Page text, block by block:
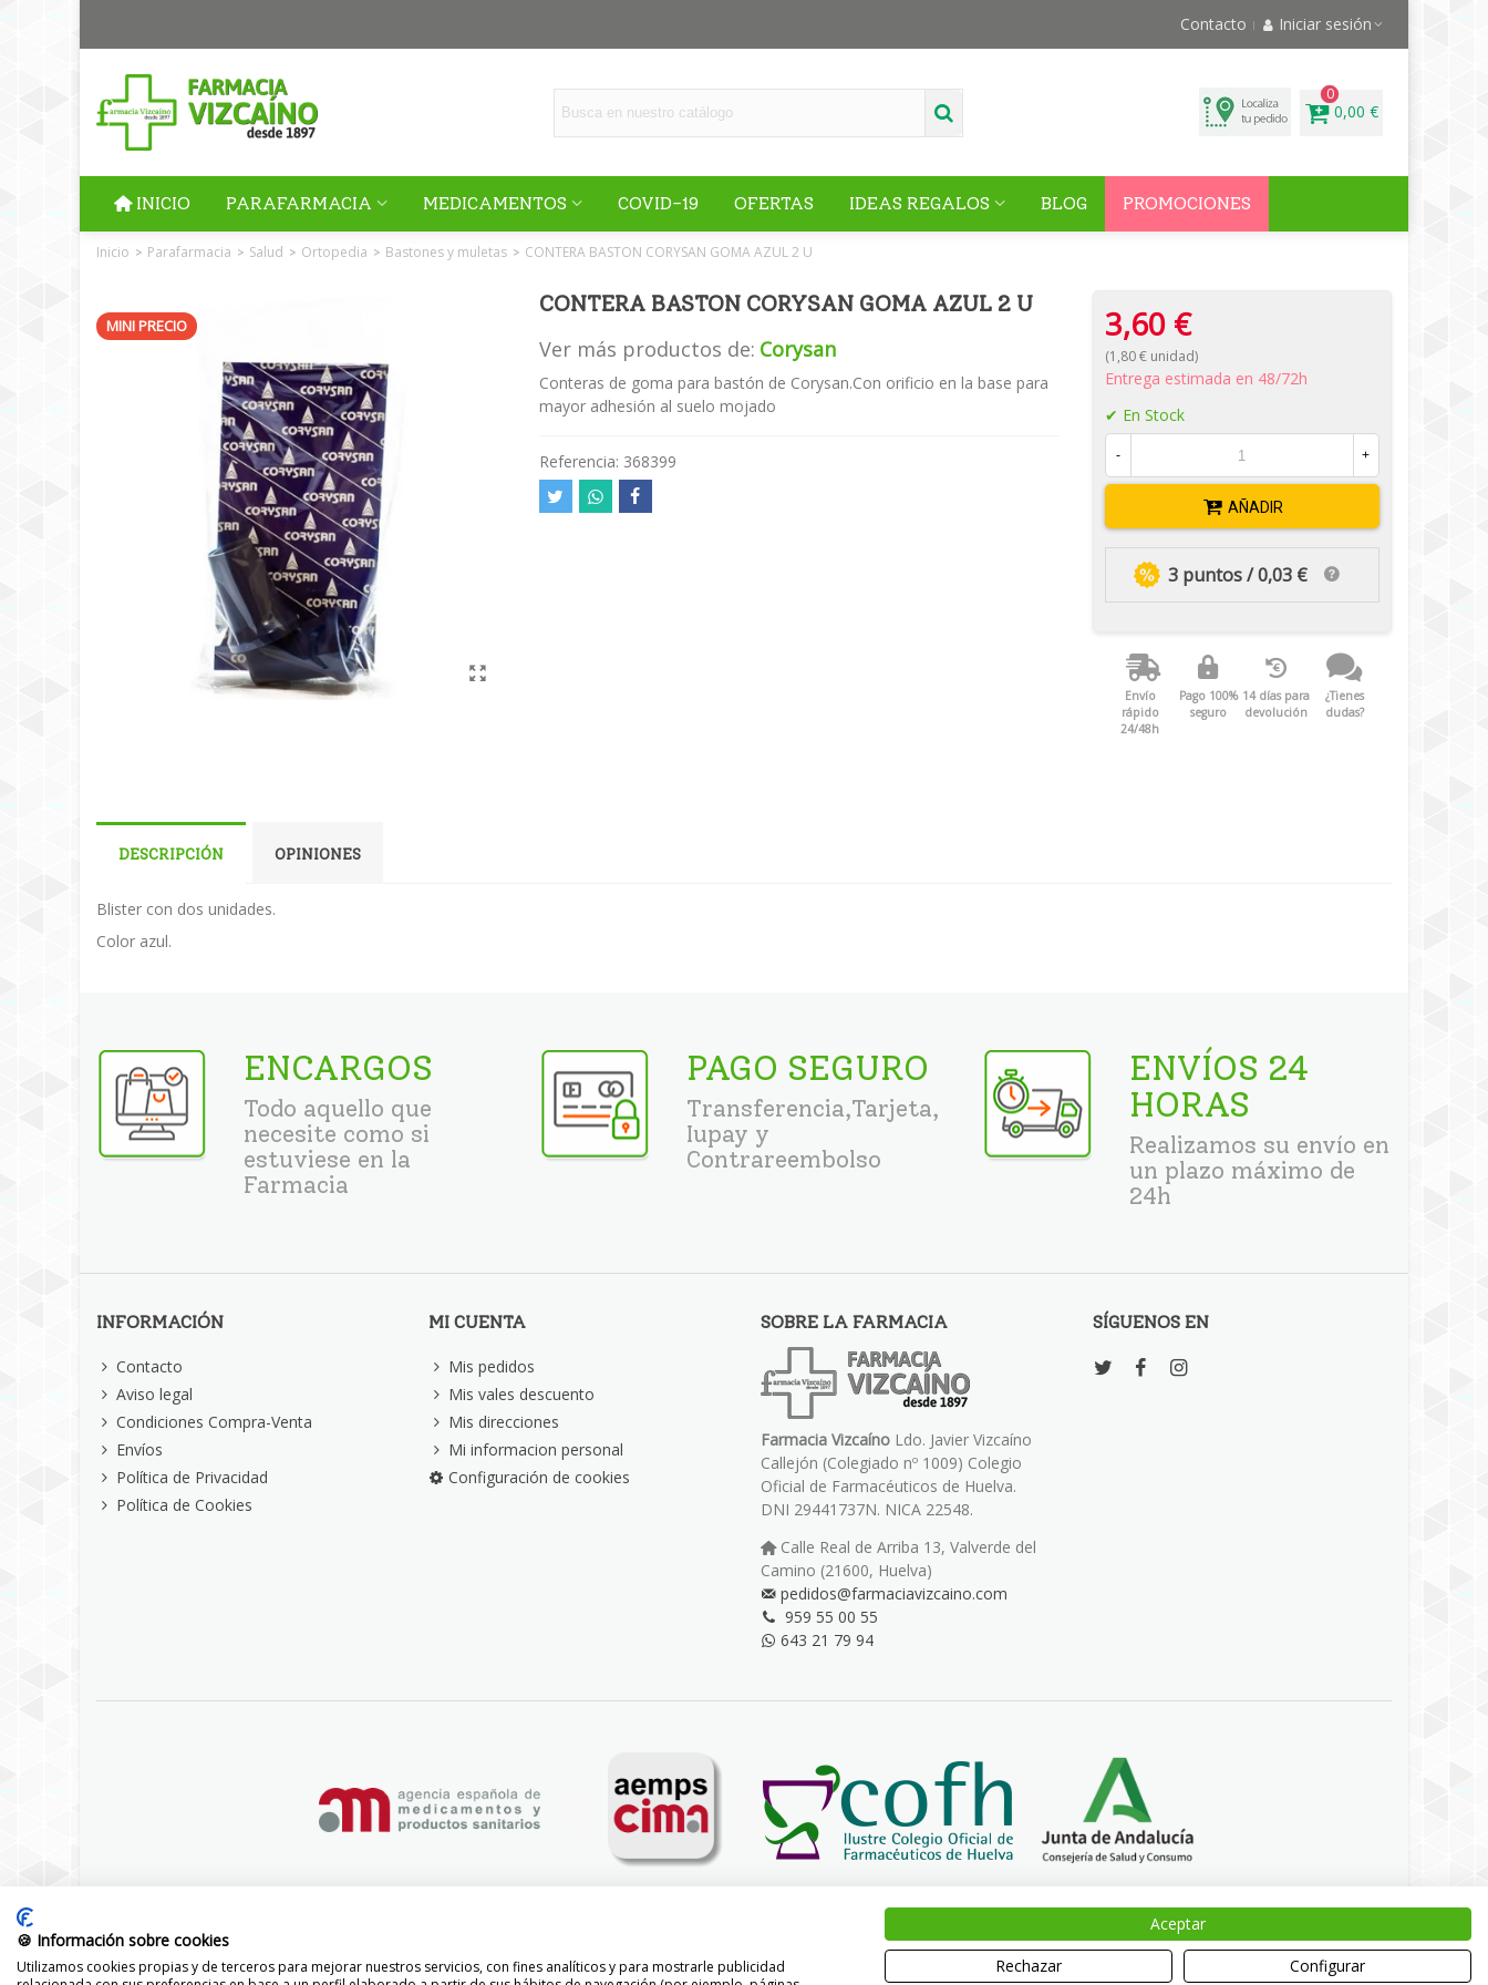
Contacto Iniciar sesión
0
0,00 €
INICIO PARAFARMACIA MEDICAMENTOS COVID-19 OFERTAS IDEAS REGALOS BLOG PROMOCIONES
Inicio > Parafarmacia > Salud > Ortopedia > Bastones y muletas > CONTERA BASTON CORYSAN GOMA AZUL 2 U
MINI PRECIO
CONTERA BASTON CORYSAN GOMA AZUL 2 U
Ver más productos de: Corysan
Conteras de goma para bastón de Corysan.Con orificio en la base para
mayor adhesión al suelo mojado
Referencia: 368399
3,60 €
(1,80 € unidad)
Entrega estimada en 48/72h
En Stock
- +
AÑADIR
3 puntos / 0,03 €
Envío
rápido
24/48h
Pago 100%
seguro
14 días para
devolución
¿Tienes
dudas?
DESCRIPCIÓN OPINIONES
Blister con dos unidades.
Color azul.
ENCARGOS
Todo aquello que
necesite como si
estuviese en la
Farmacia
PAGO SEGURO
Transferencia,Tarjeta,
Iupay y
Contrareembolso
ENVÍOS 24
HORAS
Realizamos su envío en
un plazo máximo de
24h
INFORMACIÓN
Contacto
Aviso legal
Condiciones Compra-Venta
Envíos
Política de Privacidad
Política de Cookies
MI CUENTA
Mis pedidos
Mis vales descuento
Mis direcciones
Mi informacion personal
Configuración de cookies
SOBRE LA FARMACIA
Farmacia Vizcaíno Ldo. Javier Vizcaíno
Callejón (Colegiado nº 1009) Colegio
Oficial de Farmacéuticos de Huelva.
DNI 29441737N. NICA 22548.
Calle Real de Arriba 13, Valverde del
Camino (21600, Huelva)
pedidos@farmaciavizcaino.com
959 55 00 55
643 21 79 94
SÍGUENOS EN
🍪 Información sobre cookies
Utilizamos cookies propias y de terceros para mejorar nuestros servicios, con fines analíticos y para mostrarle publicidad
Aceptar
Rechazar
Configurar